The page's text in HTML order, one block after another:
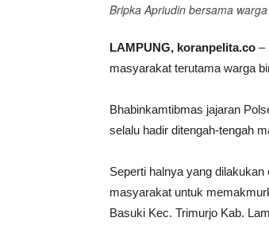
Bripka Apriudin bersama
LAMPUNG, koranpelita.co –
masyarakat terutama warga
Bhabinkamtibmas jajaran
selalu hadir ditengah-tengah
Seperti halnya yang
masyarakat untuk
Basuki Kec. Trimurjo Kab.